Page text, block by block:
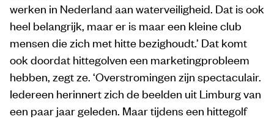
werken in Nederland aan waterveiligheid. Dat is ook
heel belangrijk, maar er is maar een kleine club
mensen die zich met hitte bezighoudt.’ Dat komt
ook doordat hittegolven een marketingprobleem
hebben, zegt ze. ‘Overstromingen zijn spectaculair.
Iedereen herinnert zich de beelden uit Limburg van
een paar jaar geleden. Maar tijdens een hittegolf